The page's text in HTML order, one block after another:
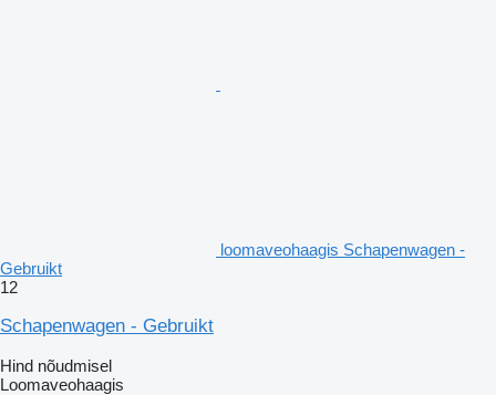
loomaveohaagis Schapenwagen -
Gebruikt
12
Schapenwagen - Gebruikt
Hind nõudmisel
Loomaveohaagis